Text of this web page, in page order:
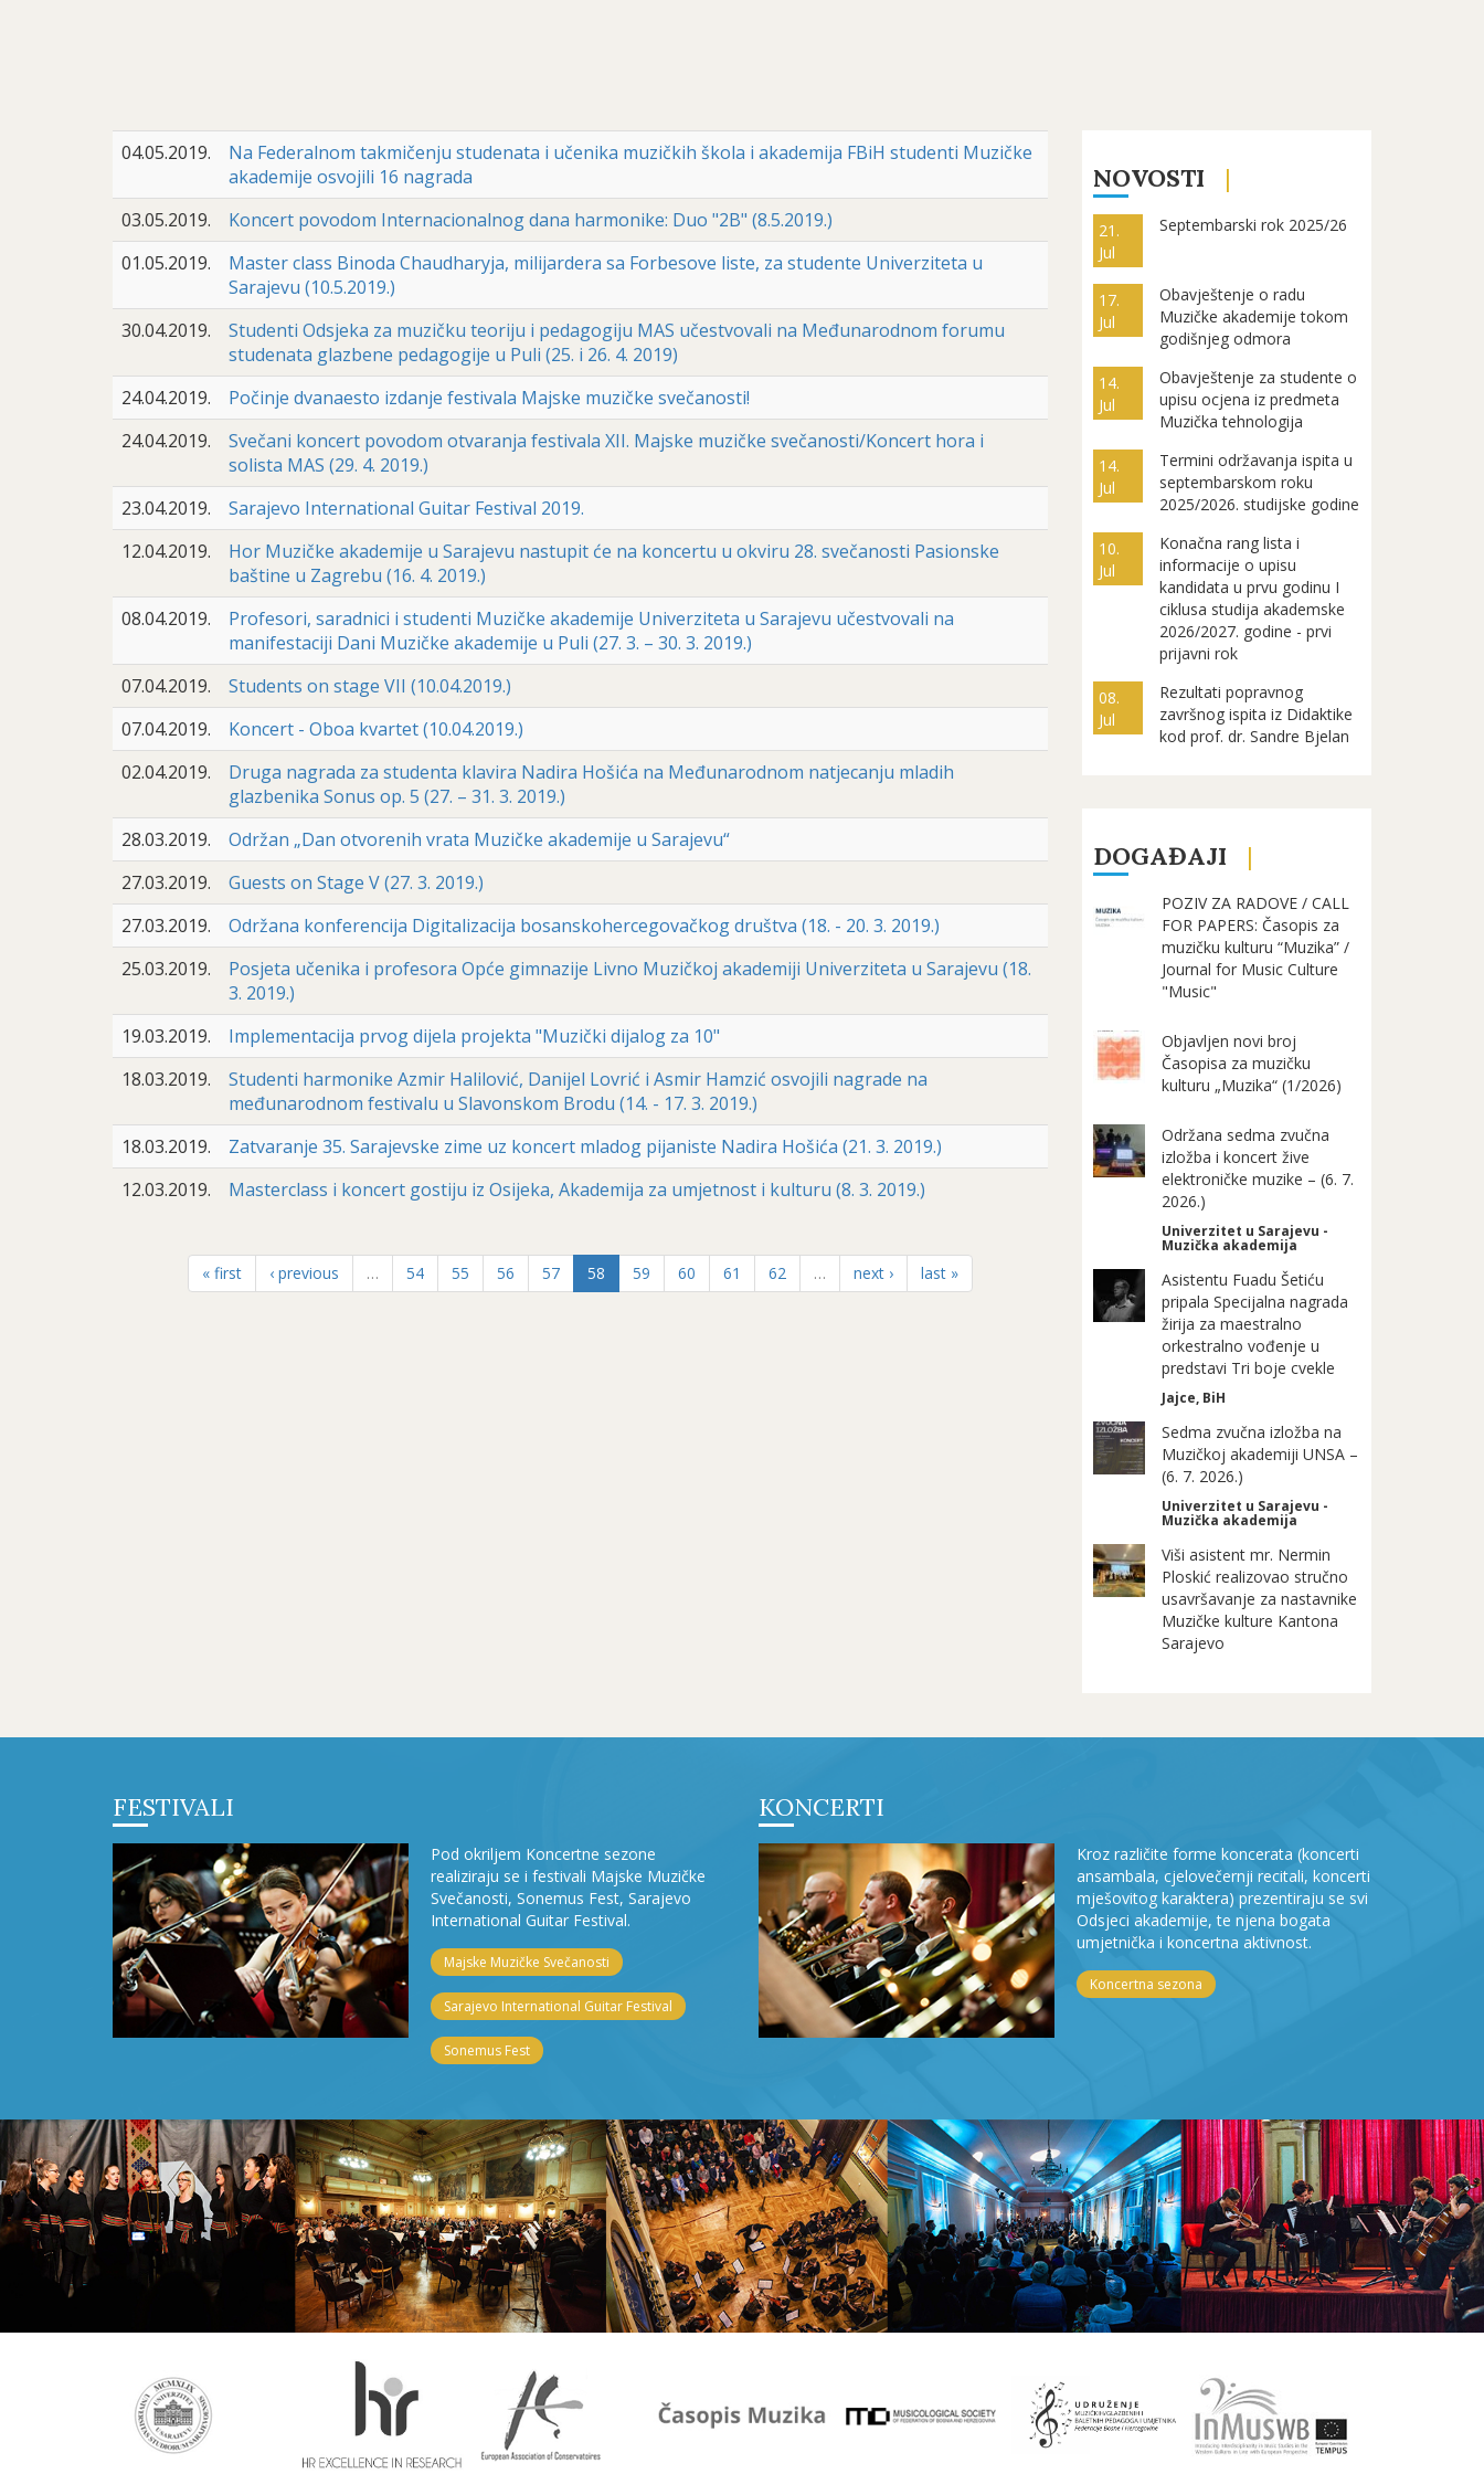
04.05.2019.
Na Federalnom takmičenju studenata i učenika muzičkih škola i akademija FBiH studenti Muzičke
akademije osvojili 16 nagrada
03.05.2019.
Koncert povodom Internacionalnog dana harmonike: Duo "2B" (8.5.2019.)
01.05.2019.
Master class Binoda Chaudharyja, milijardera sa Forbesove liste, za studente Univerziteta u
Sarajevu (10.5.2019.)
30.04.2019.
Studenti Odsjeka za muzičku teoriju i pedagogiju MAS učestvovali na Međunarodnom forumu
studenata glazbene pedagogije u Puli (25. i 26. 4. 2019)
24.04.2019.
Počinje dvanaesto izdanje festivala Majske muzičke svečanosti!
24.04.2019.
Svečani koncert povodom otvaranja festivala XII. Majske muzičke svečanosti/Koncert hora i
solista MAS (29. 4. 2019.)
23.04.2019.
Sarajevo International Guitar Festival 2019.
12.04.2019.
Hor Muzičke akademije u Sarajevu nastupit će na koncertu u okviru 28. svečanosti Pasionske
baštine u Zagrebu (16. 4. 2019.)
08.04.2019.
Profesori, saradnici i studenti Muzičke akademije Univerziteta u Sarajevu učestvovali na
manifestaciji Dani Muzičke akademije u Puli (27. 3. – 30. 3. 2019.)
07.04.2019.
Students on stage VII (10.04.2019.)
07.04.2019.
Koncert - Oboa kvartet (10.04.2019.)
02.04.2019.
Druga nagrada za studenta klavira Nadira Hošića na Međunarodnom natjecanju mladih
glazbenika Sonus op. 5 (27. – 31. 3. 2019.)
28.03.2019.
Održan „Dan otvorenih vrata Muzičke akademije u Sarajevu“
27.03.2019.
Guests on Stage V (27. 3. 2019.)
27.03.2019.
Održana konferencija Digitalizacija bosanskohercegovačkog društva (18. - 20. 3. 2019.)
25.03.2019.
Posjeta učenika i profesora Opće gimnazije Livno Muzičkoj akademiji Univerziteta u Sarajevu (18.
3. 2019.)
19.03.2019.
Implementacija prvog dijela projekta "Muzički dijalog za 10"
18.03.2019.
Studenti harmonike Azmir Halilović, Danijel Lovrić i Asmir Hamzić osvojili nagrade na
međunarodnom festivalu u Slavonskom Brodu (14. - 17. 3. 2019.)
18.03.2019.
Zatvaranje 35. Sarajevske zime uz koncert mladog pijaniste Nadira Hošića (21. 3. 2019.)
12.03.2019.
Masterclass i koncert gostiju iz Osijeka, Akademija za umjetnost i kulturu (8. 3. 2019.)
« first ‹ previous … 54 55 56 57 58 59 60 61 62 … next › last »
NOVOSTI
21.
Jul
Septembarski rok 2025/26
17.
Jul
Obavještenje o radu
Muzičke akademije tokom
godišnjeg odmora
14.
Jul
Obavještenje za studente o
upisu ocjena iz predmeta
Muzička tehnologija
14.
Jul
Termini održavanja ispita u
septembarskom roku
2025/2026. studijske godine
10.
Jul
Konačna rang lista i
informacije o upisu
kandidata u prvu godinu I
ciklusa studija akademske
2026/2027. godine - prvi
prijavni rok
08.
Jul
Rezultati popravnog
završnog ispita iz Didaktike
kod prof. dr. Sandre Bjelan
DOGAĐAJI
POZIV ZA RADOVE / CALL
FOR PAPERS: Časopis za
muzičku kulturu “Muzika” /
Journal for Music Culture
"Music"
Objavljen novi broj
Časopisa za muzičku
kulturu „Muzika“ (1/2026)
Održana sedma zvučna
izložba i koncert žive
elektroničke muzike – (6. 7.
2026.)
Univerzitet u Sarajevu -
Muzička akademija
Asistentu Fuadu Šetiću
pripala Specijalna nagrada
žirija za maestralno
orkestralno vođenje u
predstavi Tri boje cvekle
Jajce, BiH
Sedma zvučna izložba na
Muzičkoj akademiji UNSA –
(6. 7. 2026.)
Univerzitet u Sarajevu -
Muzička akademija
Viši asistent mr. Nermin
Ploskić realizovao stručno
usavršavanje za nastavnike
Muzičke kulture Kantona
Sarajevo
FESTIVALI
Pod okriljem Koncertne sezone
realiziraju se i festivali Majske Muzičke
Svečanosti, Sonemus Fest, Sarajevo
International Guitar Festival.
Majske Muzičke Svečanosti
Sarajevo International Guitar Festival
Sonemus Fest
KONCERTI
Kroz različite forme koncerata (koncerti
ansambala, cjelovečernji recitali, koncerti
mješovitog karaktera) prezentiraju se svi
Odsjeci akademije, te njena bogata
umjetnička i koncertna aktivnost.
Koncertna sezona